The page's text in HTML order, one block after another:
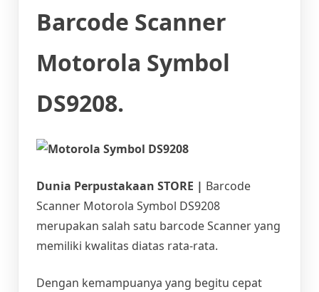
Barcode Scanner
Motorola Symbol
DS9208.
Dunia Perpustakaan STORE | Barcode
Scanner Motorola Symbol DS9208
merupakan salah satu barcode Scanner yang
memiliki kwalitas diatas rata-rata.
Dengan kemampuanya yang begitu cepat